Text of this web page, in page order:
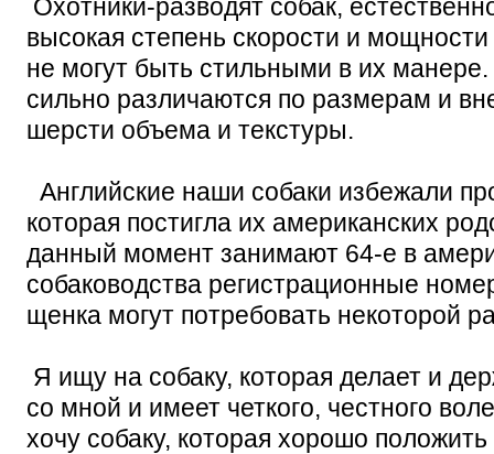
Охотники-разводят собак,
высокая степень скорости и
не могут быть стильными в их
сильно различаются по размерам и
шерсти объема и текстуры.
Английские наши собаки избежали
которая постигла их американских
данный момент занимают 64-е в
собаководства регистрационные
щенка могут потребовать некоторой
Я ищу на собаку, которая делает и
со мной и имеет четкого, честного
хочу собаку, которая хорошо